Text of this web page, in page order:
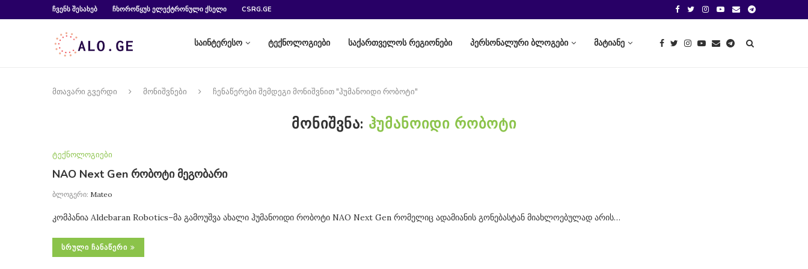
ᲩᲕᲔᲜᲡ ᲨᲔᲡᲐᲮᲔᲑ ᲩᲮᲝᲠᲝᲬᲧᲣᲡ ᲔᲚᲔᲥᲢᲠᲝᲜᲣᲚᲘ ᲥᲡᲔᲚᲘ CSRG.GE
საინტერესო ტექნოლოგიები საქართველოს რეგიონები პერსონალური ბლოგები მატიანე
მთავარი გვერდი მონიშვნები ჩენაწერები შემდეგი მონიშვნით "ჰუმანოიდი რობოტი"
ᲛᲝᲜᲘᲨᲕᲜᲐ: ᲰᲣᲛᲐᲜᲝᲘᲓᲘ ᲠᲝᲑᲝᲢᲘ
ტექნოლოგიები
NAO Next Gen რობოტი მეგობარი
ბლოგერი: Mateo
კომპანია Aldebaran Robotics–მა გამოუშვა ახალი ჰუმანოიდი რობოტი NAO Next Gen რომელიც ადამიანის გონებასტან მიახლოებულად არის…
ᲡᲠᲣᲚᲘ ᲩᲐᲜᲐᲬᲔᲠᲘ